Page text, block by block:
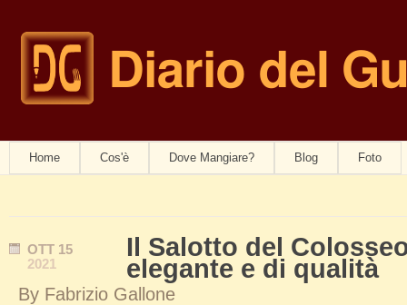
Diario del
navwom
Home Cos'è Dove Mangiare? Blog Foto
OTT 15
2021
Il Salotto del
elegante e di qualità
By Fabrizio Gallone